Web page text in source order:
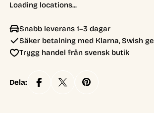
Loading locations...
Snabb leverans 1–3 dagar
Säker betalning med Klarna, Swish
Trygg handel från svensk butik
Dela: